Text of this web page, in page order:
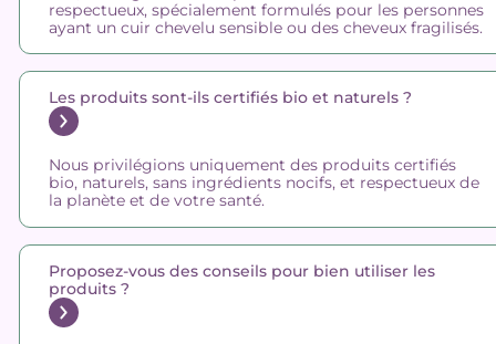
respectueux, spécialement formulés pour les personnes
ayant un cuir chevelu sensible ou des cheveux fragilisés.
Les produits sont-ils certifiés bio et naturels ?
Nous privilégions uniquement des produits certifiés
bio, naturels, sans ingrédients nocifs, et respectueux de
la planète et de votre santé.
Proposez-vous des conseils pour bien utiliser les
produits ?